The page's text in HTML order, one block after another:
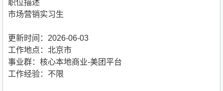
职位描述
市场营销实习生
更新时间：2026-06-03
工作地点：北京市
事业群：核心本地商业-美团平台
工作经验：不限